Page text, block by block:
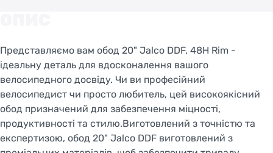
Представляємо вам обод 20" Jalco DDF, 48H Rim -
ідеальну деталь для вдосконалення вашого
велосипедного досвіду. Чи ви професійний
велосипедист чи просто любитель, цей високоякісний
обод призначений для забезпечення міцності,
продуктивності та стилю.Виготовлений з точністю та
експертизою, обод 20" Jalco DDF виготовлений з